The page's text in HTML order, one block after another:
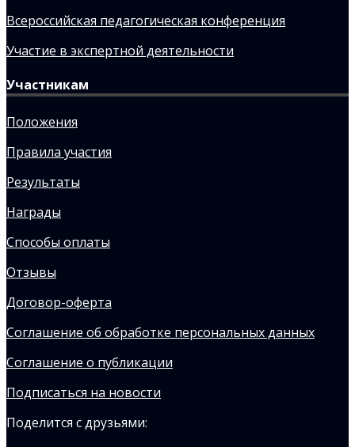
Всероссийская педагогическая конференция
Участие в экспертной деятельности
Участникам
Положения
Правила участия
Результаты
Награды
Способы оплаты
Отзывы
Договор-оферта
Соглашение об обработке персональных данных
Соглашение о публикации
Подписаться на новости
Поделится с друзьями: